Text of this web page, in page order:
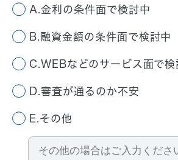
A.金利の条件面で検討中
B.融資金額の条件面で検討中
C.WEBなどのサービス面で検
D.審査が通るのか不安
E.その他